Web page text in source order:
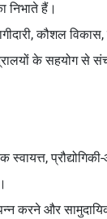
निभाते हैं।
कौशल
के सहयोग से
करने और